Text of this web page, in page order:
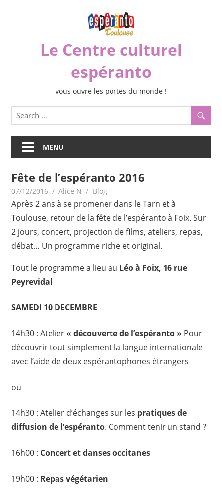
Le Centre culturel
espéranto
vous ouvre les portes du monde !
MENU
Fête de l’espéranto 2016
07/12/2016 Alice N Blog
Après 2 ans à se promener dans le Tarn et à
Toulouse, retour de la fête de l’espéranto à Foix. Sur
2 jours, concert, projection de films, ateliers, repas,
débat… Un programme riche et original.
Tout le programme a lieu au Léo à Foix, 16 rue
Peyrevidal
SAMEDI 10 DECEMBRE
14h30 : Atelier« découverte de l’espéranto » Pour
découvrir tout simplement la langue internationale
avec l’aide de deux espérantophones étrangers
ou
14h30 : Atelier d’échanges sur les pratiques de
diffusion de l’espéranto. Comment tenir un stand ?
16h00 : Concert et danses occitanes
19h00 : Repas végétarien